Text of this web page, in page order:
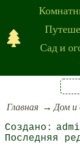
Сад и
Главная Дом и